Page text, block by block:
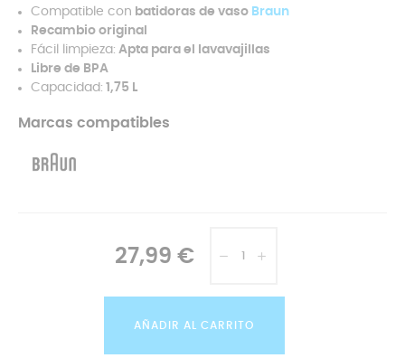
Compatible con batidoras de vaso Braun
Recambio original
Fácil limpieza: Apta para el lavavajillas
Libre de BPA
Capacidad: 1,75 L
Marcas compatibles
27,99 €
AÑADIR AL CARRITO